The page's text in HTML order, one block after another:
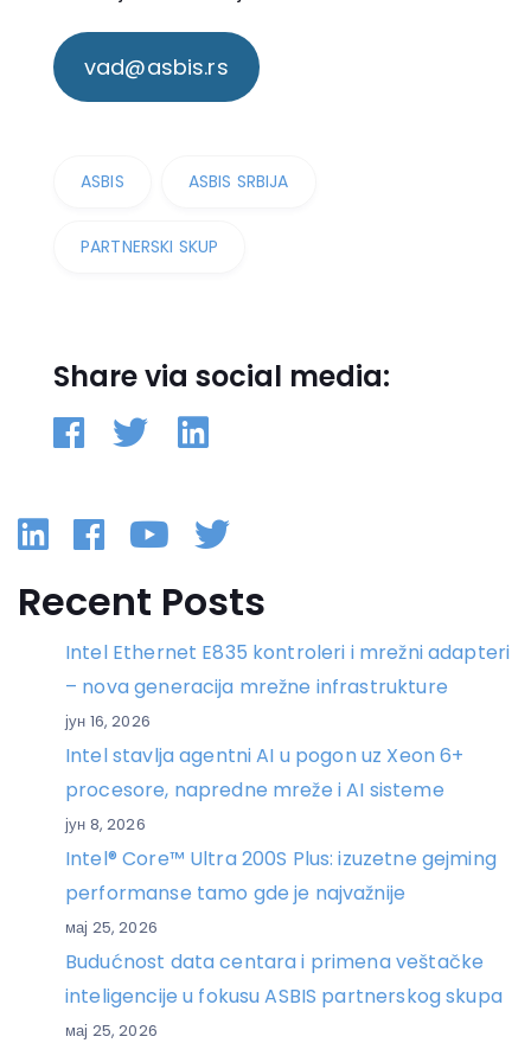
vad@asbis.rs
ASBIS ASBIS SRBIJA
PARTNERSKI SKUP
Share via social media:
Linkedin
Facebook
YouTube
Twitter
Recent Posts
Intel Ethernet E835 kontroleri i mrežni adapteri
– nova generacija mrežne infrastrukture
јун 16, 2026
Intel stavlja agentni AI u pogon uz Xeon 6+
procesore, napredne mreže i AI sisteme
јун 8, 2026
Intel® Core™ Ultra 200S Plus: izuzetne gejming
performanse tamo gde je najvažnije
мај 25, 2026
Budućnost data centara i primena veštačke
inteligencije u fokusu ASBIS partnerskog skupa
мај 25, 2026